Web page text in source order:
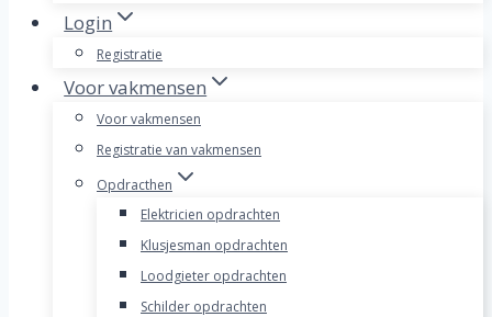
Login
Registratie
Voor vakmensen
Voor vakmensen
Registratie van vakmensen
Opdracthen
Elektricien opdrachten
Klusjesman opdrachten
Loodgieter opdrachten
Schilder opdrachten